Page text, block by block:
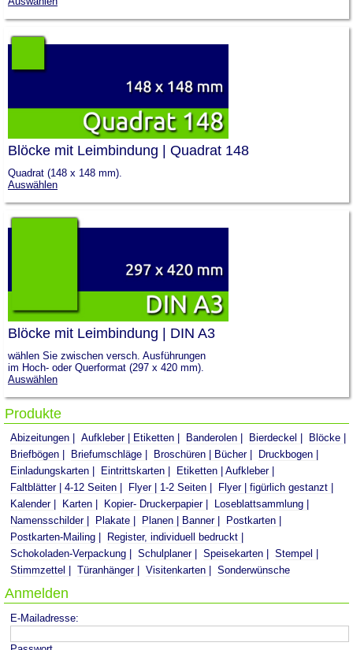
Blöcke mit Leimbindung | Quadrat 148
Quadrat (148 x 148 mm).
Auswählen
Blöcke mit Leimbindung | DIN A3
wählen Sie zwischen versch. Ausführungen
im Hoch- oder Querformat (297 x 420 mm).
Auswählen
Produkte
Abizeitungen Aufkleber | Etiketten Banderolen Bierdeckel
Blöcke
Briefbögen
Briefumschläge Broschüren | Bücher
Druckbogen
Einladungskarten
Eintrittskarten
Etiketten | Aufkleber
Faltblätter | 4-12 Seiten
Flyer | 1-2 Seiten
Flyer | figürlich gestanzt
Kalender
Karten Kopier- Druckerpapier
Loseblattsammlung
Namensschilder
Plakate Planen | Banner
Postkarten
Postkarten-Mailing
Register, individuell bedruckt
Schokoladen-Verpackung
Schulplaner Speisekarten
Stempel
Stimmzettel
Türanhänger Visitenkarten Sonderwünsche
Anmelden
E-Mailadresse: